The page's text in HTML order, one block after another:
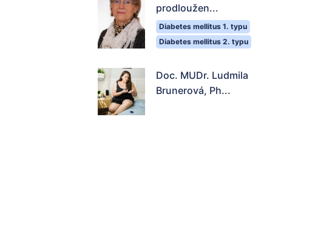
prodloužen...
Diabetes mellitus 1. typu
Diabetes mellitus 2. typu
Doc. MUDr. Ludmila
Brunerová, Ph...